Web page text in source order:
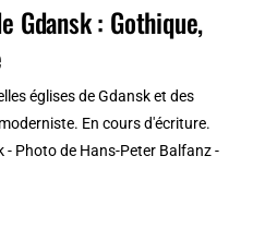
Gdansk : Gothique,
églises de Gdansk et des
En cours d'écriture.
- Photo de Hans-Peter Balfanz -